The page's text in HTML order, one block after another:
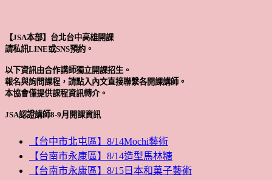
【JSA本部】台北台中高雄開課
請私訊LINE或SNS預約。
以下資訊由合作講師獨立開課招生。
報名與詢問課程，請點入內文直接聯繫各開課講師。
本協會僅提供課程資訊轉介。
JSA認證講師8-9月開課資訊
【台中市北屯區】8/14Mochi藝術
【台南市永康區】8/14造型馬林糖
【台南市永康區】8/15日本和菓子藝術